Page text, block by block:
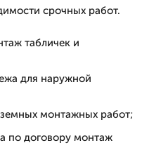
срочных работ.
табличек и
для наружной
монтажных работ;
по договору монтаж